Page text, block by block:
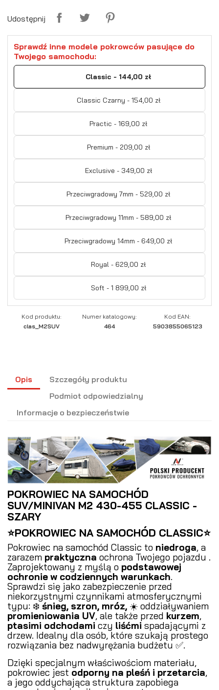
Udostępnij
Sprawdź inne modele pokrowców pasujące do
Twojego samochodu:
Classic - 144,00 zł
Classic Czarny - 154,00 zł
Practic - 169,00 zł
Premium - 209,00 zł
Exclusive - 349,00 zł
Przeciwgradowy 7mm - 529,00 zł
Przeciwgradowy 11mm - 589,00 zł
Przeciwgradowy 14mm - 649,00 zł
Royal - 629,00 zł
Soft - 1 899,00 zł
Kod produktu:
clas_M2SUV
Numer katalogowy:
464
Kod EAN:
5903855065123
Opis
Szczegóły produktu
Podmiot odpowiedzialny
Informacje o bezpieczeństwie
POKROWIEC NA SAMOCHÓD
SUV/MINIVAN M2 430-455 CLASSIC -
SZARY
⭐POKROWIEC NA SAMOCHÓD CLASSIC⭐
Pokrowiec na samochód Classic to niedroga, a
zarazem praktyczna ochrona Twojego pojazdu .
Zaprojektowany z myślą o podstawowej
ochronie w codziennych warunkach.
Sprawdzi się jako zabezpieczenie przed
niekorzystnymi czynnikami atmosferycznymi
typu: ❄️ śnieg, szron, mróz, ☀️ oddziaływaniem
promieniowania UV, ale także przed kurzem,
ptasimi odchodami czy liśćmi spadającymi z
drzew. Idealny dla osób, które szukają prostego
rozwiązania bez nadwyrężania budżetu ✅.
Dzięki specjalnym właściwościom materiału,
pokrowiec jest odporny na pleśń i przetarcia,
a jego oddychająca struktura zapobiega